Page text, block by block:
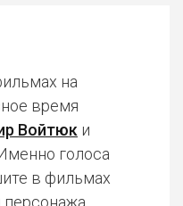
на
время
Войтюк и
Именно голоса
в фильмах
персонажа